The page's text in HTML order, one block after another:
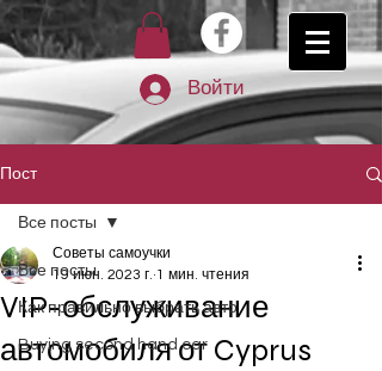
Войти
Пост
Все посты
Как правильно выбрать авто
Buying second hand car
Все посты
VIP-обслуживание
автомобиля от Cyprus
Советы самоучки
19 июн. 2023 г. 1 мин. чтения